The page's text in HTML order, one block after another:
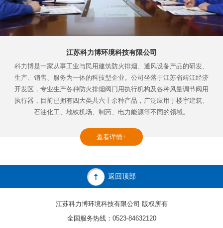
江苏科力博环境科技有限公司
科力博是一家从事工业与民用建筑防火排烟、通风设备产品的研发、
生产、销售、服务为一体的科技型企业。公司坐落于江苏省靖江经济
开发区，专业生产各种防火排烟阀门用执行机构及各种风量调节阀用
执行器，目前已拥有四大类共六十余种产品，广泛应用于楼宇建筑、
石油化工、地铁机场、制药、电力能源等不同的领域。
查看详情+
返回顶部
江苏科力博环境科技有限公司 版权所有
全国服务热线：0523-84632120